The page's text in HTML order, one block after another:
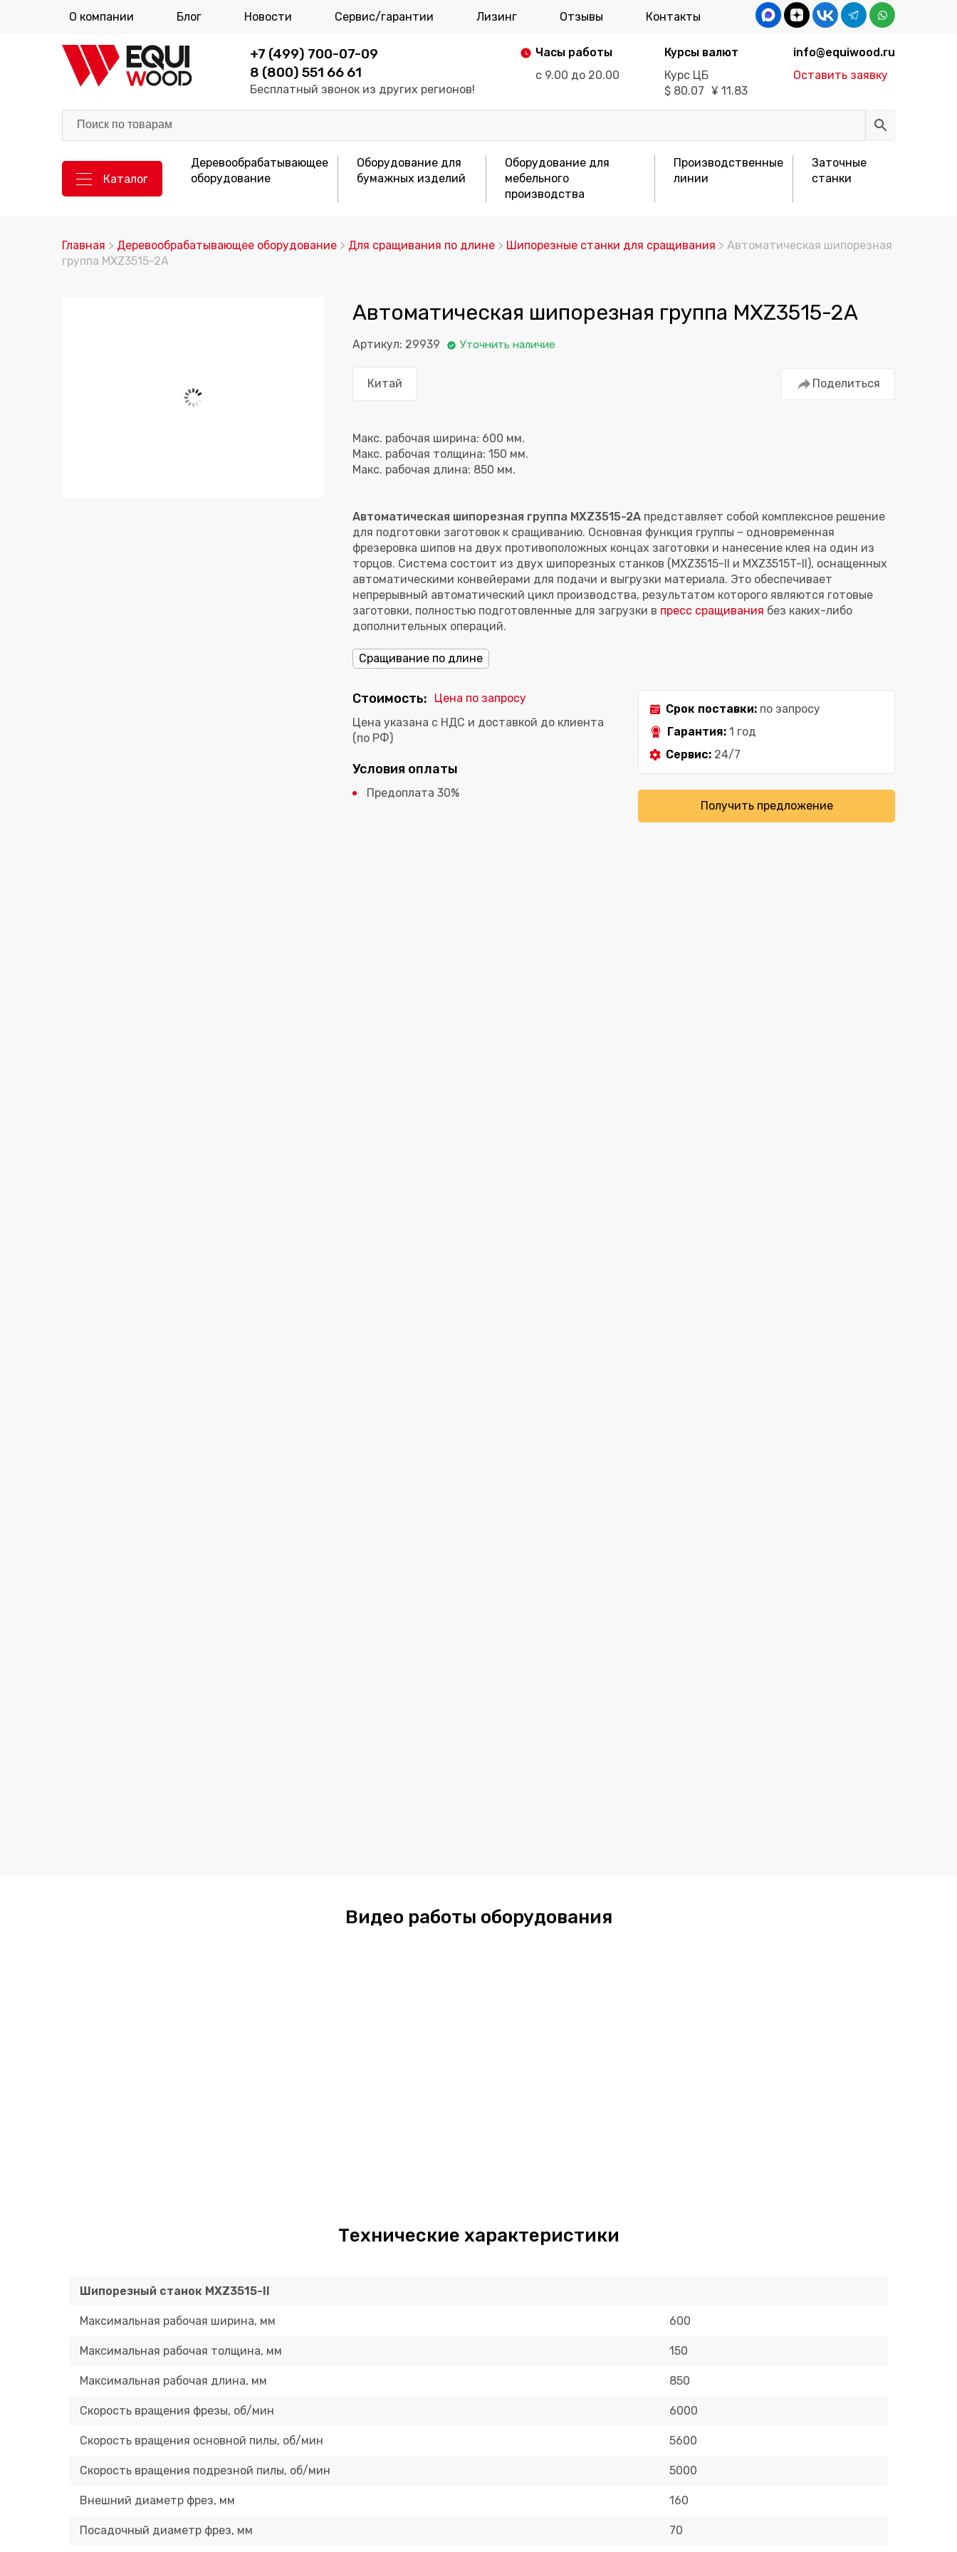
О компании Блог Новости Сервис/гарантии Лизинг Отзывы Контакты
+7 (499) 700-07-09
8 (800) 551 66 61
Бесплатный звонок из других регионов!
Часы работы
с 9.00 до 20.00
Курсы валют
Курс ЦБ
$ 80.07 ¥ 11.83
info@equiwood.ru
Оставить заявку
Каталог
Деревообрабатывающее
оборудование
Оборудование для
бумажных изделий
Оборудование для
мебельного
производства
Производственные
линии
Заточные
станки
Главная > Деревообрабатывающее оборудование > Для сращивания по длине > Шипорезные станки для сращивания > Автоматическая шипорезная
группа MXZ3515-2A
Автоматическая шипорезная группа MXZ3515-2A
Артикул: 29939 Уточнить наличие
Китай Поделиться
Макс. рабочая ширина: 600 мм.
Макс. рабочая толщина: 150 мм.
Автоматическая шипорезная группа MXZ3515-2A представляет собой комплексное решение
для подготовки заготовок к сращиванию. Основная функция группы – одновременная
фрезеровка шипов на двух противоположных концах заготовки и нанесение клея на один из
торцов. Система состоит из двух шипорезных станков (MXZ3515-II и MXZ3515T-II), оснащенных
автоматическими конвейерами для подачи и выгрузки материала. Это обеспечивает
непрерывный автоматический цикл производства, результатом которого являются готовые
заготовки, полностью подготовленные для загрузки в пресс сращивания без каких-либо
дополнительных операций.
Сращивание по длине
Стоимость:
Цена по запросу
Цена указана с НДС и доставкой до клиента
(по РФ)
Условия оплаты
Предоплата 30%
Срок поставки: по запросу
Гарантия: 1 год
Сервис: 24/7
Получить предложение
Видео работы оборудования
Технические характеристики
Шипорезный станок MXZ3515-II
Максимальная рабочая ширина, мм 600
Максимальная рабочая толщина, мм 150
Максимальная рабочая длина, мм 850
Скорость вращения фрезы, об/мин 6000
Скорость вращения основной пилы, об/мин 5600
Скорость вращения подрезной пилы, об/мин 5000
Внешний диаметр фрез, мм 160
Посадочный диаметр фрез, мм 70